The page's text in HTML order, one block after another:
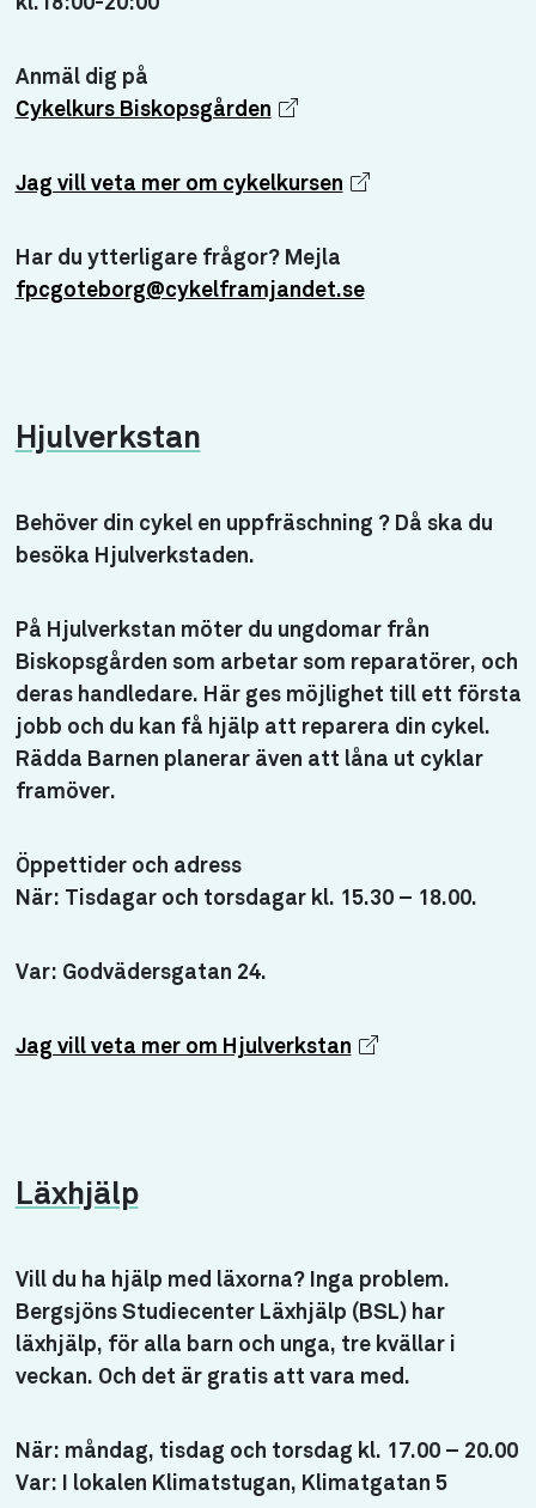
Anmäl dig på
Cykelkurs Biskopsgården
Jag vill veta mer om cykelkursen
Har du ytterligare frågor? Mejla
fpcgoteborg@cykelframjandet.se
Hjulverkstan
Behöver din cykel en uppfräschning ? Då ska du
besöka Hjulverkstaden.
På Hjulverkstan möter du ungdomar från
Biskopsgården som arbetar som reparatörer, och
deras handledare. Här ges möjlighet till ett första
jobb och du kan få hjälp att reparera din cykel.
Rädda Barnen planerar även att låna ut cyklar
framöver.
Öppettider och adress
När: Tisdagar och torsdagar kl. 15.30 – 18.00.
Var: Godvädersgatan 24.
Jag vill veta mer om Hjulverkstan
Läxhjälp
Vill du ha hjälp med läxorna?Inga problem.
Bergsjöns Studiecenter Läxhjälp (BSL) har
läxhjälp, för alla barn och unga, tre kvällar i
veckan. Och det är gratis att vara med.
När: måndag, tisdag och torsdag kl. 17.00 – 20.00
Var: I lokalen Klimatstugan, Klimatgatan 5